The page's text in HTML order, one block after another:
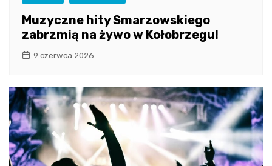
Muzyczne hity Smarzowskiego
zabrzmią na żywo w Kołobrzegu!
9 czerwca 2026